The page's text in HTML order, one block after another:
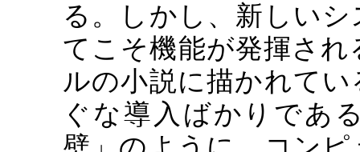
る。しかし、新しい
てこそ機能が発揮さ
ルの小説に描かれて
ぐな導入ばかりであ